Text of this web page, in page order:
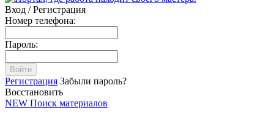
Вход / Регистрация
Номер телефона:
Пароль:
Войти
Регистрация Забыли пароль?
Восстановить
NEW Поиск материалов